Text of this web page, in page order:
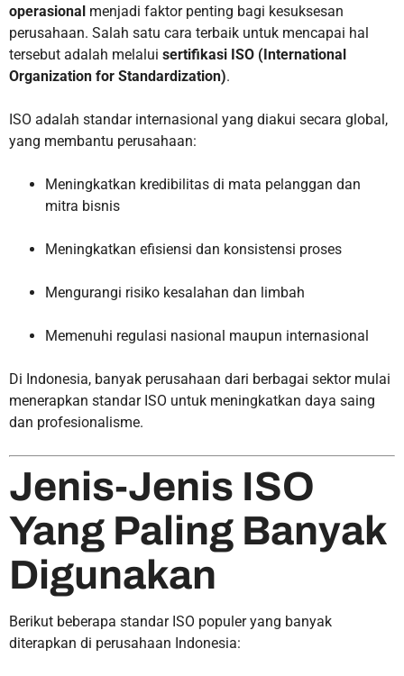
operasional menjadi faktor penting bagi kesuksesan
perusahaan. Salah satu cara terbaik untuk mencapai hal
tersebut adalah melalui sertifikasi ISO (International
Organization for Standardization).
ISO adalah standar internasional yang diakui secara global,
yang membantu perusahaan:
Meningkatkan kredibilitas di mata pelanggan dan
mitra bisnis
Meningkatkan efisiensi dan konsistensi proses
Mengurangi risiko kesalahan dan limbah
Memenuhi regulasi nasional maupun internasional
Di Indonesia, banyak perusahaan dari berbagai sektor mulai
menerapkan standar ISO untuk meningkatkan daya saing
dan profesionalisme.
Jenis-Jenis ISO
Yang Paling Banyak
Digunakan
Berikut beberapa standar ISO populer yang banyak
diterapkan di perusahaan Indonesia: